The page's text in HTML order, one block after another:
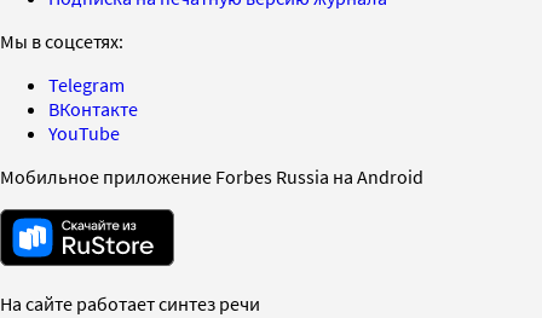
Мы в соцсетях:
Telegram
ВКонтакте
YouTube
Мобильное приложение Forbes Russia на Android
На сайте работает синтез речи